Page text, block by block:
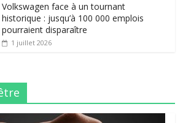
Volkswagen face à un tournant
historique : jusqu’à 100 000 emplois
pourraient disparaître
1 juillet 2026